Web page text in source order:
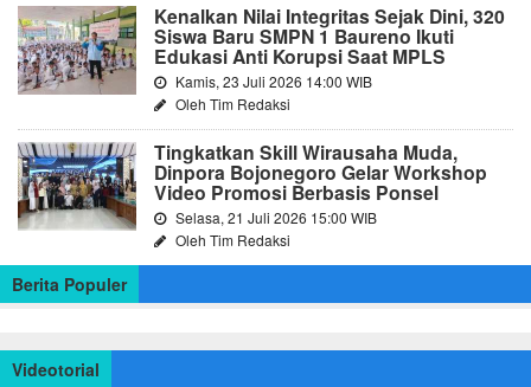
Kenalkan Nilai Integritas Sejak Dini, 320
Siswa Baru SMPN 1 Baureno Ikuti
Edukasi Anti Korupsi Saat MPLS
Kamis, 23 Juli 2026 14:00 WIB
Oleh Tim Redaksi
Tingkatkan Skill Wirausaha Muda,
Dinpora Bojonegoro Gelar Workshop
Video Promosi Berbasis Ponsel
Selasa, 21 Juli 2026 15:00 WIB
Oleh Tim Redaksi
Berita Populer
Videotorial